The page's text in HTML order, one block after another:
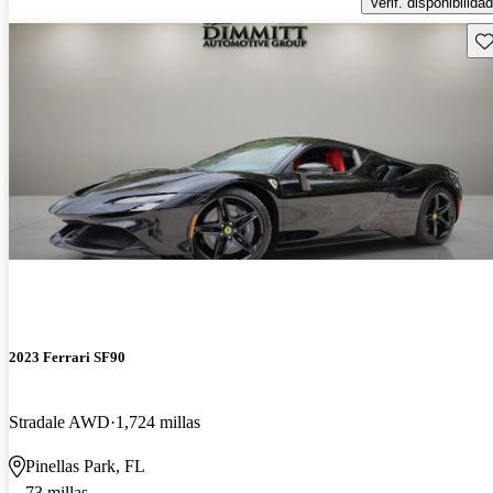
2023 Ferrari SF90
Stradale AWD 1,724 millas
Pinellas Park, FL